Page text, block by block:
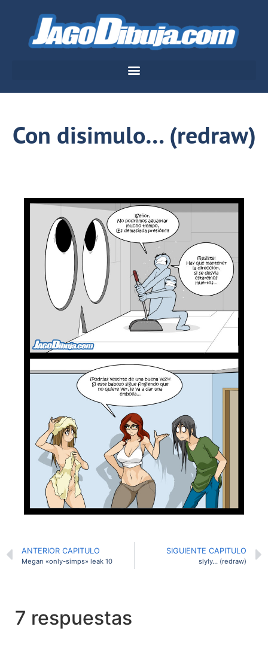
Con disimulo… (redraw)
ANTERIOR CAPITULO
Megan «only-simps» leak 10
SIGUIENTE CAPITULO
slyly… (redraw)
7 respuestas